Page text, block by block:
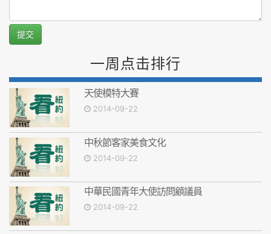
提交
一周点击排行
天使模特大賽
2014-09-22
中秋節客家美食文化
2014-09-22
中華民國青年大使訪問顧議員
2014-09-22